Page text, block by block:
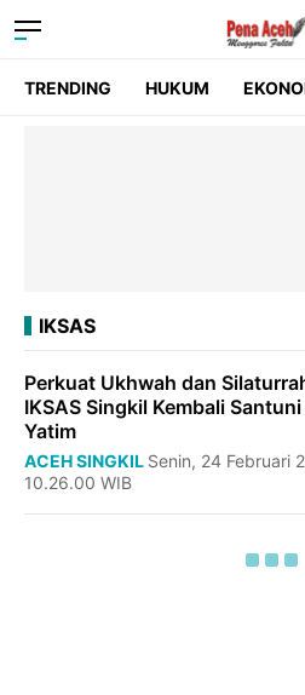
TRENDING HUKUM
IKSAS
Perkuat Ukhwah dan
IKSAS Singkil Kembali
Yatim
ACEH SINGKIL Senin, 24 Februari
10.26.00 WIB